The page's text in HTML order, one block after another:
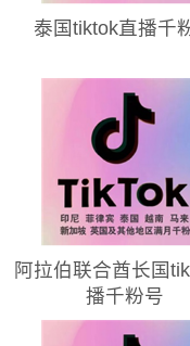
泰国tiktok直播千
阿拉伯联合酋长国
播千粉号